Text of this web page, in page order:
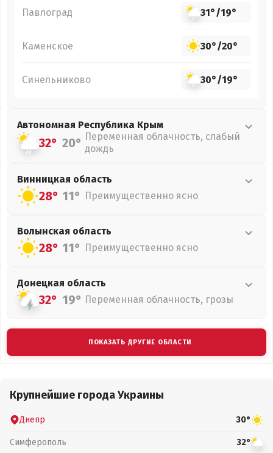
Павлоград 31°/19°
Каменское 30°/20°
Синельниково 30°/19°
Автономная Республика Крым
32° 20° Переменная облачность, слабый
дождь
Винницкая область
28° 11° Преимущественно ясно
Волынская область
28° 11° Преимущественно ясно
Донецкая область
32° 19° Переменная облачность, грозы
ПОКАЗАТЬ ДРУГИЕ ОБЛАСТИ
Крупнейшие города Украины
Днепр 30°
Симферополь 32°